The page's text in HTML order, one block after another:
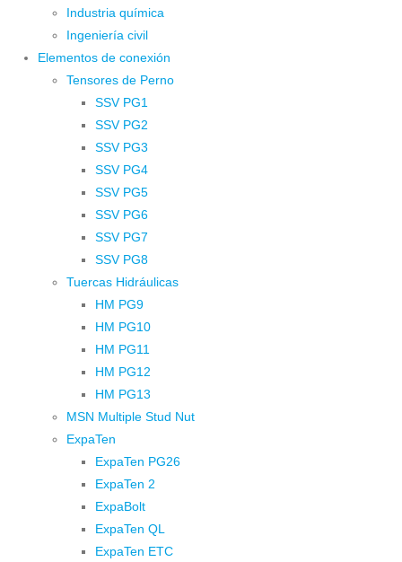
Industria química
Ingeniería civil
Elementos de conexión
Tensores de Perno
SSV PG1
SSV PG2
SSV PG3
SSV PG4
SSV PG5
SSV PG6
SSV PG7
SSV PG8
Tuercas Hidráulicas
HM PG9
HM PG10
HM PG11
HM PG12
HM PG13
MSN Multiple Stud Nut
ExpaTen
ExpaTen PG26
ExpaTen 2
ExpaBolt
ExpaTen QL
ExpaTen ETC